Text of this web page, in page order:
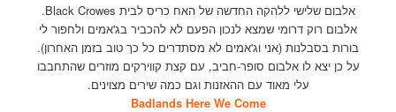
אלבום שלישי ללהקה החדשה של האח כריס לבית Black Crowes.
אלבום רוק דרומי שמצא לנכון הפעם לא להכביר בג'אמים ולחפור לי
בורות בסבלנות (אני וג'אמים לא מסתדרים כל כך טוב בזמן האחרון).
על כן יצא לו אלבום סופר-חביב, עם קצת קווירקים מוזרים שהתחבבו
עלי מאוד עם ההאזנות וגם כמה שירים מצוינים.
Badlands Here We Come